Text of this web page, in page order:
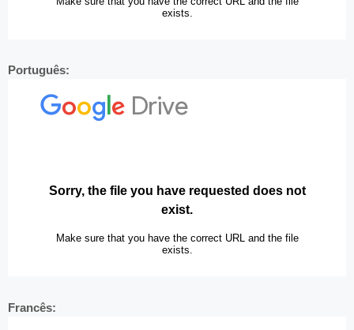
Português:
Francês: